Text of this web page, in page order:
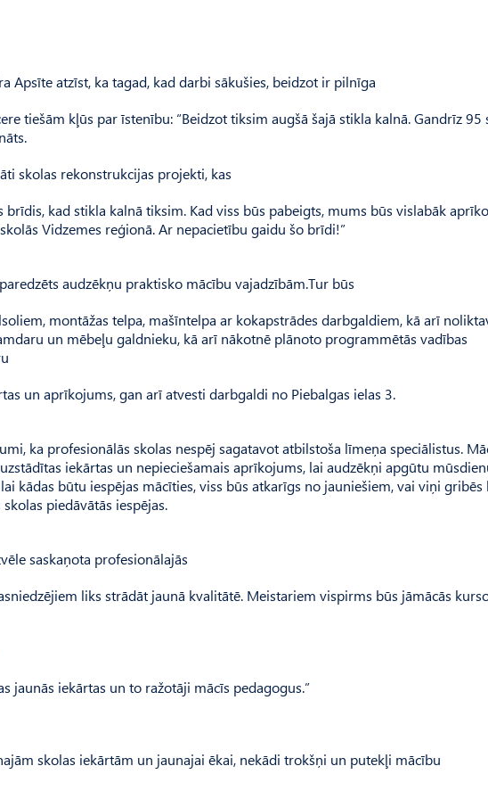
Apsīte atzīst, ka tagad, kad darbi sākušies, beidzot ir pilnīga
tiešām kļūs par īstenību: “Beidzot tiksim augšā šajā stikla kalnā. Gandrīz 95
skolas rekonstrukcijas projekti, kas
kad stikla kalnā tiksim. Kad viss būs pabeigts, mums būs vislabāk
Vidzemes reģionā. Ar nepacietību gaidu šo brīdi!”
audzēkņu praktisko mācību vajadzībām.Tur būs
montāžas telpa, mašīntelpa ar kokapstrādes darbgaldiem, kā arī
un mēbeļu galdnieku, kā arī nākotnē plānoto programmētās vadības
un aprīkojums, gan arī atvesti darbgaldi no Piebalgas ielas 3.
ka profesionālās skolas nespēj sagatavot atbilstoša līmeņa speciālistus.
iekārtas un nepieciešamais aprīkojums, lai audzēkņi apgūtu
kādas būtu iespējas mācīties, viss būs atkarīgs no jauniešiem, vai viņi gribēs
piedāvātās iespējas.
saskaņota profesionālajās
liks strādāt jaunā kvalitātē. Meistariem vispirms būs jāmācās
jaunās iekārtas un to ražotāji mācīs pedagogus.”
skolas iekārtām un jaunajai ēkai, nekādi trokšņi un putekļi mācību